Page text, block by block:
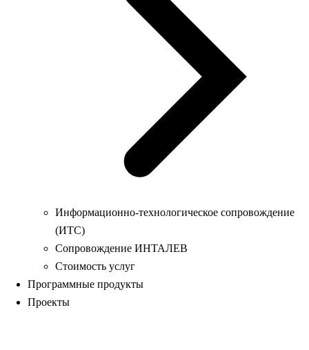
Информационно-технологическое сопровождение
(ИТС)
Сопровождение ИНТАЛЕВ
Стоимость услуг
Программные продукты
Проекты